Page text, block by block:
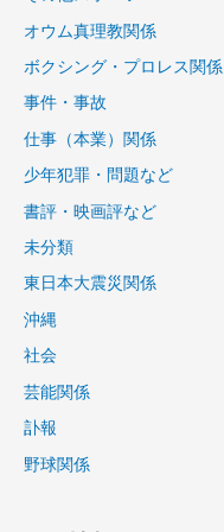
オウム真理教関係
ボクシング・プロレス関係
事件・事故
仕事（本業）関係
少年犯罪・問題など
書評・映画評など
未分類
東日本大震災関係
沖縄
社会
芸能関係
訃報
野球関係